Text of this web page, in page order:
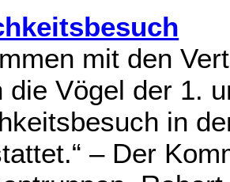
mit den
die Vögel der 1.
in
– Der